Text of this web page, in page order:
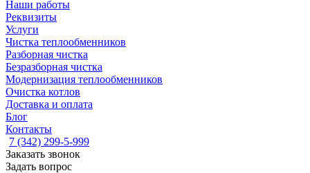
Наши работы
Реквизиты
Услуги
Чистка теплообменников
Разборная чистка
Безразборная чистка
Модернизация теплообменников
Очистка котлов
Доставка и оплата
Блог
Контакты
7 (342) 299-5-999
Заказать звонок
Задать вопрос